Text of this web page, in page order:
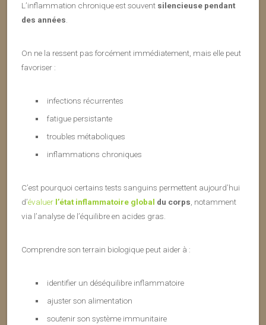
L’inflammation chronique est souvent silencieuse pendant
des années
On ne la ressent pas forcément immédiatement, mais elle peut
favoriser :
infections récurrentes
fatigue persistante
troubles métaboliques
inflammations chroniques
C’est pourquoi certains tests sanguins permettent aujourd’hui
d’évaluer l’état inflammatoire global du corps , notamment
via l’analyse de l’équilibre en acides gras.
Comprendre son terrain biologique peut aider à :
identifier un déséquilibre inflammatoire
ajuster son alimentation
soutenir son système immunitaire